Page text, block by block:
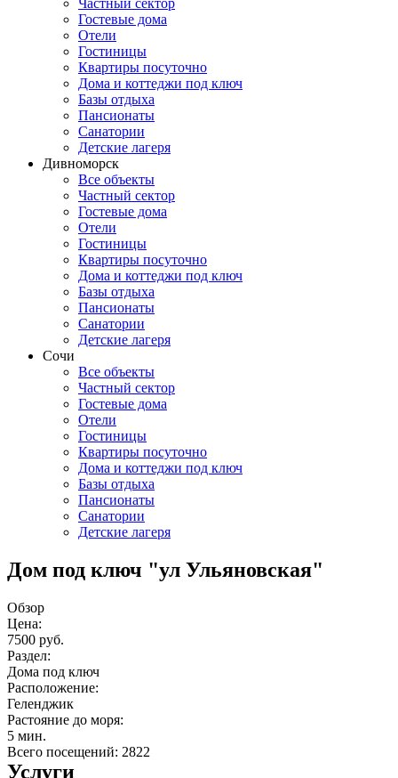
Частный сектор
Гостевые дома
Отели
Гостиницы
Квартиры посуточно
Дома и коттеджи под ключ
Базы отдыха
Пансионаты
Санатории
Детские лагеря
Дивноморск
Все объекты
Частный сектор
Гостевые дома
Отели
Гостиницы
Квартиры посуточно
Дома и коттеджи под ключ
Базы отдыха
Пансионаты
Санатории
Детские лагеря
Сочи
Все объекты
Частный сектор
Гостевые дома
Отели
Гостиницы
Квартиры посуточно
Дома и коттеджи под ключ
Базы отдыха
Пансионаты
Санатории
Детские лагеря
Дом под ключ "ул Ульяновская"
Обзор
Цена:
7500 руб.
Раздел:
Дома под ключ
Расположение:
Геленджик
Растояние до моря:
5 мин.
Всего посещений: 2822
Услуги